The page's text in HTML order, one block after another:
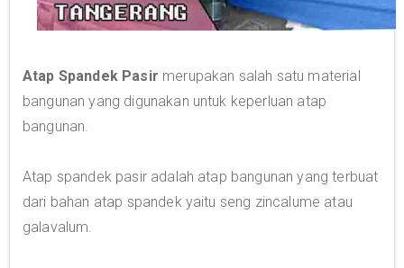
Atap Spandek Pasir merupakan salah satu material
bangunan yang digunakan untuk keperluan atap
bangunan.
Atap spandek pasir adalah atap bangunan yang terbuat
dari bahan atap spandek yaitu seng zincalume atau
galavalum.